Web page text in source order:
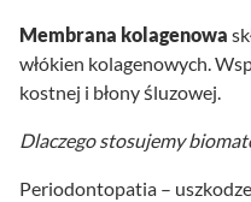
Membrana kolagenowa
włókien kolagenowych.
kostnej i błony śluzowej.
Dlaczego stosujemy
Periodontopatia –